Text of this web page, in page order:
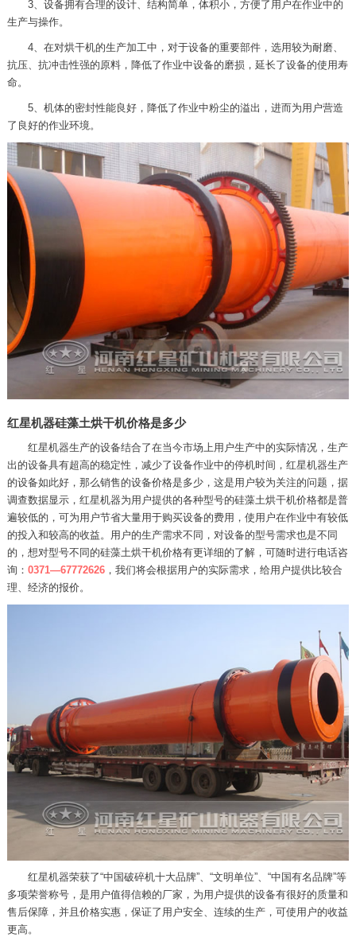
3、设备拥有合理的设计、结构简单，体积小，方便了用户在作业中的
生产与操作。
4、在对烘干机的生产加工中，对于设备的重要部件，选用较为耐磨、
抗压、抗冲击性强的原料，降低了作业中设备的磨损，延长了设备的使用寿
命。
5、机体的密封性能良好，降低了作业中粉尘的溢出，进而为用户营造
了良好的作业环境。
红星机器硅藻土烘干机价格是多少
红星机器生产的设备结合了在当今市场上用户生产中的实际情况，生产
出的设备具有超高的稳定性，减少了设备作业中的停机时间，红星机器生产
的设备如此好，那么销售的设备价格是多少，这是用户较为关注的问题，据
调查数据显示，红星机器为用户提供的各种型号的硅藻土烘干机价格都是普
遍较低的，可为用户节省大量用于购买设备的费用，使用户在作业中有较低
的投入和较高的收益。用户的生产需求不同，对设备的型号需求也是不同
的，想对型号不同的硅藻土烘干机价格有更详细的了解，可随时进行电话咨
询： 0371—67772626，我们将会根据用户的实际需求，给用户提供比较合
理、经济的报价。
红星机器荣获了“中国破碎机十大品牌”、“文明单位”、“中国有名品牌”等
多项荣誉称号，是用户值得信赖的厂家，为用户提供的设备有很好的质量和
售后保障，并且价格实惠，保证了用户安全、连续的生产，可使用户的收益
更高。